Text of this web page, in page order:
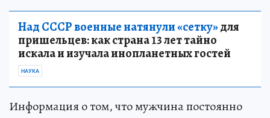
Над СССР военные натянули «сетку»для
пришельцев: как страна 13 лет тайно
искала и изучала инопланетных гостей
НАУКА
Информация о том, что мужчина постоянно